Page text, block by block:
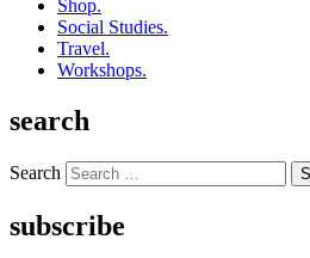
Shop.
Social Studies.
Travel.
Workshops.
search
Search
subscribe